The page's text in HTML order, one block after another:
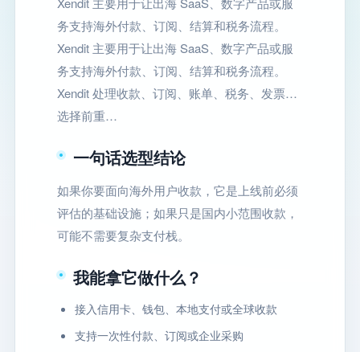
务支持海外付款、订阅、结算和税务流程。
Xendit 主要用于让出海 SaaS、数字产品或服
务支持海外付款、订阅、结算和税务流程。
Xendit 处理收款、订阅、账单、税务、发票…
选择前重…
一句话选型结论
如果你要面向海外用户收款，它是上线前必须
评估的基础设施；如果只是国内小范围收款，
可能不需要复杂支付栈。
我能拿它做什么？
接入信用卡、钱包、本地支付或全球收款
支持一次性付款、订阅或企业采购